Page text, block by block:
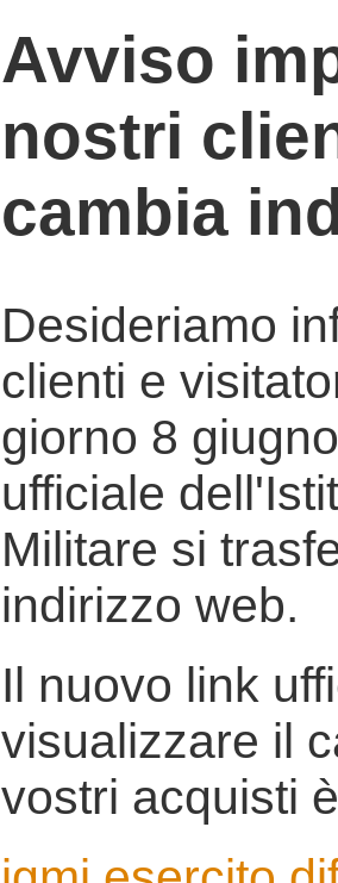
Avviso
nostri
cambia
Desideriamo
clienti e
giorno 8
ufficiale
Militare si
indirizzo web.
Il nuovo link
visualizzare il
vostri acquisti